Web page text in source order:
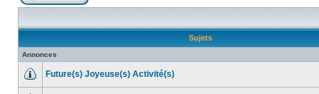
Sujets
Annonces
Future(s) Joyeuse(s) Activité(s)